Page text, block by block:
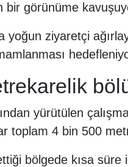
bir görünüme
yoğun ziyaretçi
yürütülen
toplam 4 bin 500
bölgede kısa